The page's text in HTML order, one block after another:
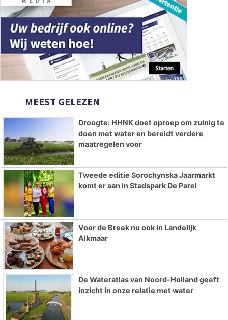
MEEST GELEZEN
Droogte: HHNK doet oproep om zuinig te
doen met water en bereidt verdere
maatregelen voor
Tweede editie Sorochynska Jaarmarkt
komt er aan in Stadspark De Parel
Voor de Breek nu ook in Landelijk
Alkmaar
De Wateratlas van Noord-Holland geeft
inzicht in onze relatie met water